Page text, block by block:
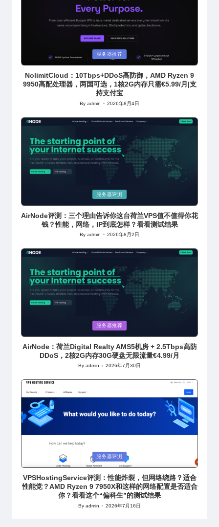
Posted
in
服务器推荐
NolimitCloud：10Tbps+DDoS高防御，AMD Ryzen 9
9950高配处理器，两国可选，1核2G内存只需€5.99/月|支
持支付宝
Posted
Byadmin 2026年8月4日
in
服务器评测
AirNode评测：三个理由告诉你这台荷兰VPS值不值得你花
钱？性能，网络，IP到底怎样？看看测试结果
Posted
Byadmin 2026年8月2日
in
服务器推荐
AirNode：荷兰Digital Realty AMS5机房 + 2.5Tbps高防
DDoS，2核2G内存30G硬盘无限流量€4.99/月
Posted
Byadmin 2026年7月30日
in
服务器评测
VPSHostingService评测：性能炸裂，但网络绕路？适合
性能党？AMD Ryzen 9 7950X和这样的网络配置是否适合
你？看看这个“偏科生”的测试结果
Posted
Byadmin 2026年7月16日